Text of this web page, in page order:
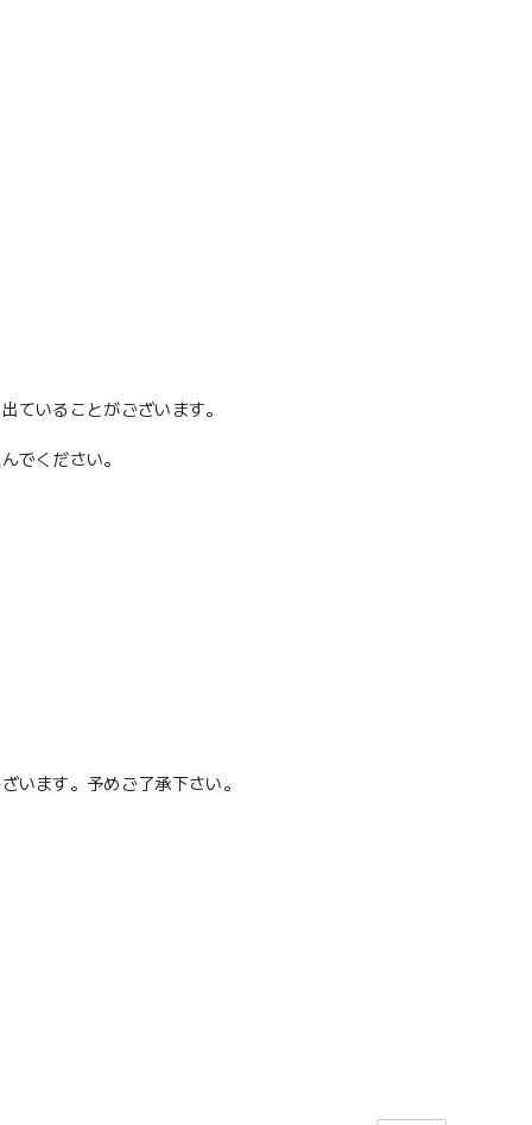
ていることがございます。
でください。
います。予めご了承下さい。